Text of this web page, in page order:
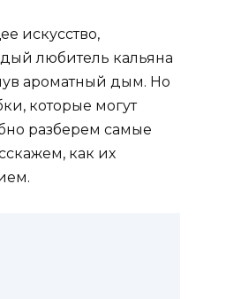
искусство,
любитель кальяна
ароматный дым. Но
которые могут
разберем самые
как их